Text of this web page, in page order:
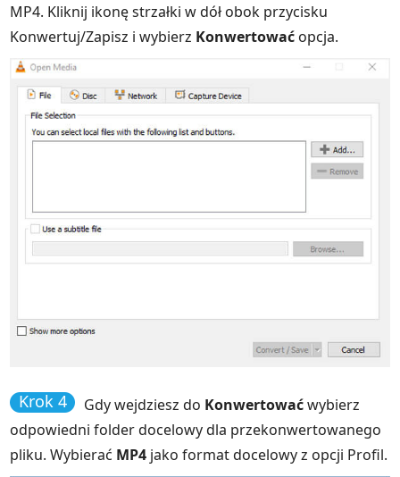
MP4. Kliknij ikonę strzałki w dół obok przycisku
Konwertuj/Zapisz i wybierz Konwertować opcja.
Krok 4 Gdy wejdziesz do Konwertowaćwybierz
odpowiedni folder docelowy dla przekonwertowanego
pliku. Wybierać MP4 jako format docelowy z opcji Profil.